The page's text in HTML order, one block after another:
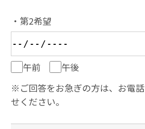
・第2希望
午前
午後
※ご回答をお急ぎの⽅は、お電
せください。